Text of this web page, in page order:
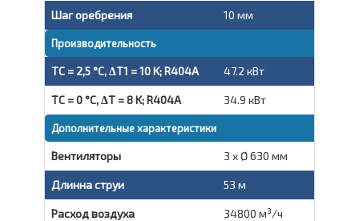
Шаг оребрения 10 мм
Производительность
TC = 2,5 °C, ΔT1 = 10 K; R404A 47.2 кВт
TC = 0 °C, ΔT = 8 K; R404A 34.9 кВт
Дополнительные характеристики
Вентиляторы 3 x Ø 630 мм
Длинна струи 53 м
Расход воздуха 34800 м3/ч